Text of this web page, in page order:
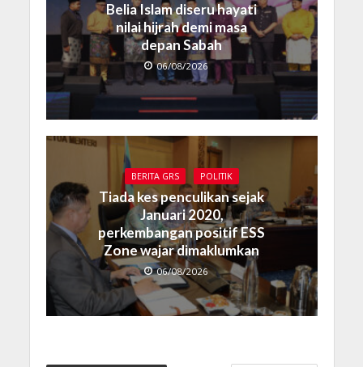
Belia Islam diseru hayati
nilai hijrah demi masa
depan Sabah
06/08/2026
BERITA GRS POLITIK
Tiada kes penculikan sejak
Januari 2020,
perkembangan positif ESS
Zone wajar dimaklumkan
06/08/2026